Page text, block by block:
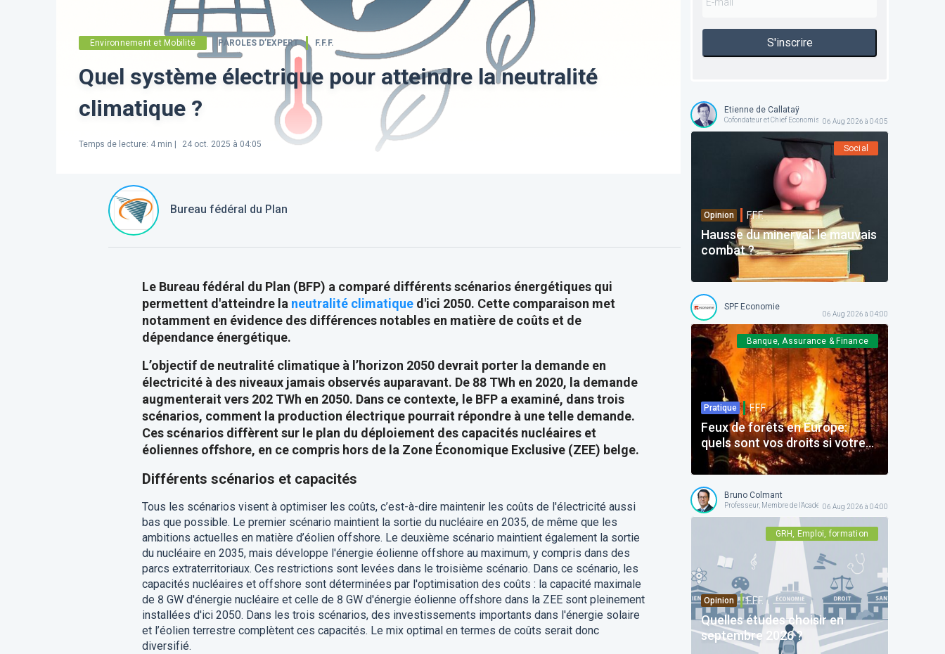
Environnement et Mobilité PAROLES D’EXPERT F.F.F.
Quel système électrique pour atteindre la neutralité
climatique ?
Temps de lecture: 4 min | 24 oct. 2025 à 04:05
Bureau fédéral du Plan
Le Bureau fédéral du Plan (BFP) a comparé différents scénarios énergétiques qui
permettent d'atteindre la neutralité climatiqued'ici 2050. Cette comparaison met
notamment en évidence des différences notables en matière de coûts et de
dépendance énergétique.
L’objectif de neutralité climatique à l’horizon 2050 devrait porter la demande en
électricité à des niveaux jamais observés auparavant. De 88 TWh en 2020, la demande
augmenterait vers 202 TWh en 2050. Dans ce contexte, le BFP a examiné, dans trois
scénarios, comment la production électrique pourrait répondre à une telle demande.
Ces scénarios diffèrent sur le plan du déploiement des capacités nucléaires et
éoliennes offshore, en ce compris hors de la Zone Économique Exclusive (ZEE) belge.
Différents scénarios et capacités
Tous les scénarios visent à optimiser les coûts, c’est-à-dire maintenir les coûts de l'électricité aussi
bas que possible. Le premier scénario maintient la sortie du nucléaire en 2035, de même que les
ambitions actuelles en matière d’éolien offshore. Le deuxième scénario maintient également la sortie
du nucléaire en 2035, mais développe l'énergie éolienne offshore au maximum, y compris dans des
parcs extraterritoriaux. Ces restrictions sont levées dans le troisième scénario. Dans ce scénario, les
capacités nucléaires et offshore sont déterminées par l'optimisation des coûts : la capacité maximale
de 8 GW d'énergie nucléaire et celle de 8 GW d'énergie éolienne offshore dans la ZEE sont pleinement
installées d'ici 2050. Dans les trois scénarios, des investissements importants dans l'énergie solaire
et l’éolien terrestre complètent ces capacités. Le mix optimal en termes de coûts serait donc
diversifié.
S'inscrire
Etienne de Callataÿ
Cofondateur et Chief Economist @ Orcadia Asset Management
06 Aug 2026 à 04:05
Social
Opinion F.F.F.
Hausse du minerval: le mauvais
combat ?
SPF Economie
06 Aug 2026 à 04:00
Banque, Assurance & Finance
Pratique F.F.F.
Feux de forêts en Europe:
quels sont vos droits si votre
voyage est impacté ?
Bruno Colmant
Professeur, Membre de l'Académie Royale06 Aug 2026 à 04:00
GRH, Emploi, formation
Opinion F.F.F.
Quelles études choisir en
septembre 2026 ?